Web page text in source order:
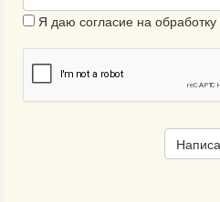
Я даю согласие на